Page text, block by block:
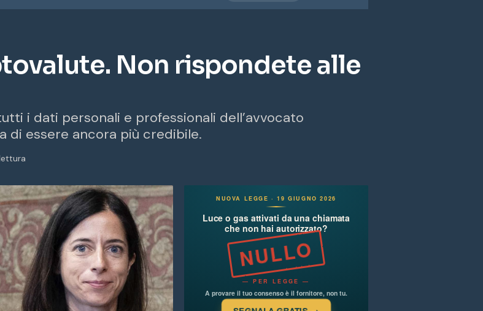
Non rispondete alle
i dati personali e professionali dell’avvocato
di essere ancora più credibile.